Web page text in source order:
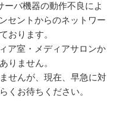
ーバ機器の動作不良によ
セントからのネットワー
おります。
ア室・メディアサロンか
りません。
せんが、現在、早急に対
くお待ちください。